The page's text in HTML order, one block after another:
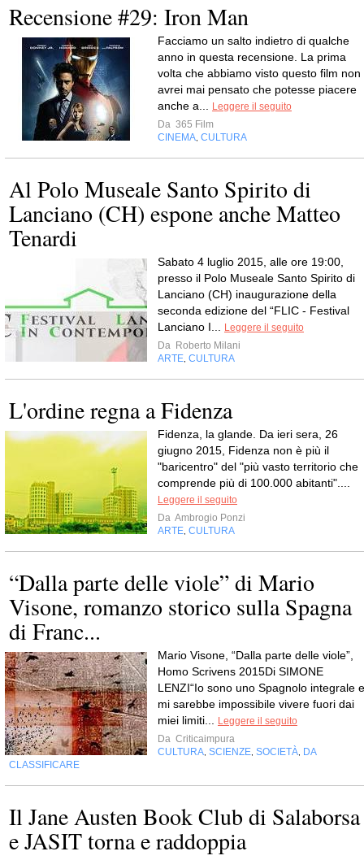
Recensione #29: Iron Man
Facciamo un salto indietro di qualche
anno in questa recensione. La prima
volta che abbiamo visto questo film non
avrei mai pensato che potesse piacere
anche a... Leggere il seguito
Da 365 Film
CINEMA, CULTURA
Al Polo Museale Santo Spirito di
Lanciano (CH) espone anche Matteo
Tenardi
Sabato 4 luglio 2015, alle ore 19:00,
presso il Polo Museale Santo Spirito di
Lanciano (CH) inaugurazione della
seconda edizione del “FLIC - Festival
Lanciano I... Leggere il seguito
Da Roberto Milani
ARTE, CULTURA
L'ordine regna a Fidenza
Fidenza, la glande. Da ieri sera, 26
giugno 2015, Fidenza non è più il
"baricentro" del "più vasto territorio che
comprende più di 100.000 abitanti"....
Leggere il seguito
Da Ambrogio Ponzi
ARTE, CULTURA
“Dalla parte delle viole” di Mario
Visone, romanzo storico sulla Spagna
di Franc...
Mario Visone, “Dalla parte delle viole”,
Homo Scrivens 2015Di SIMONE
LENZI“Io sono uno Spagnolo integrale e
mi sarebbe impossibile vivere fuori dai
miei limiti... Leggere il seguito
Da Criticaimpura
CULTURA, SCIENZE, SOCIETÀ, DA
CLASSIFICARE
Il Jane Austen Book Club di Salaborsa
e JASIT torna e raddoppia